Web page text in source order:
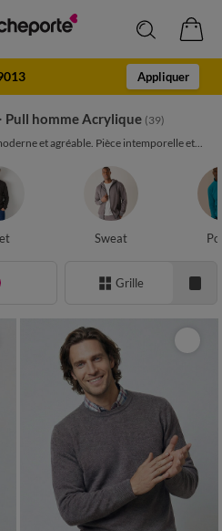
Appliquer
Pull homme Acrylique (39)
et agréable. Pièce intemporelle et...
Sweat
Grille